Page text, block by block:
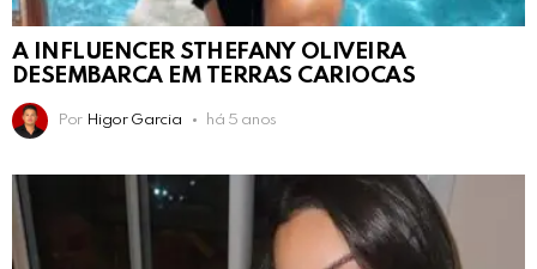
A INFLUENCER STHEFANY OLIVEIRA
DESEMBARCA EM TERRAS CARIOCAS
Por Higor Garcia há 5 anos